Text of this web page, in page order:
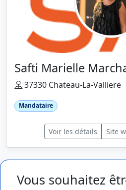
Safti Marielle
37330 Chateau-La-Valliere
Mandataire
Voir les détails Site
Vous souhaitez